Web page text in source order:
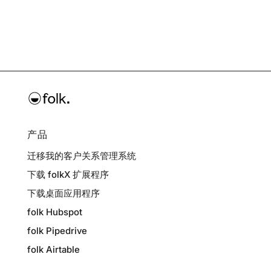
产品
迁移我的客户关系管理系统
下载 folkX 扩展程序
下载桌面应用程序
folk Hubspot
folk Pipedrive
folk Airtable